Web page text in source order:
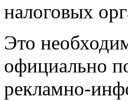
налоговых
Это
официально
рекламно-